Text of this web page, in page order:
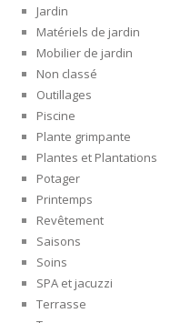
Jardin
Matériels de jardin
Mobilier de jardin
Non classé
Outillages
Piscine
Plante grimpante
Plantes et Plantations
Potager
Printemps
Revêtement
Saisons
Soins
SPA et jacuzzi
Terrasse